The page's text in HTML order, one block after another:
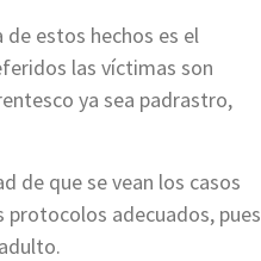
estos hechos es el
las víctimas son
ya sea padrastro,
de que se vean los casos
adecuados, pues